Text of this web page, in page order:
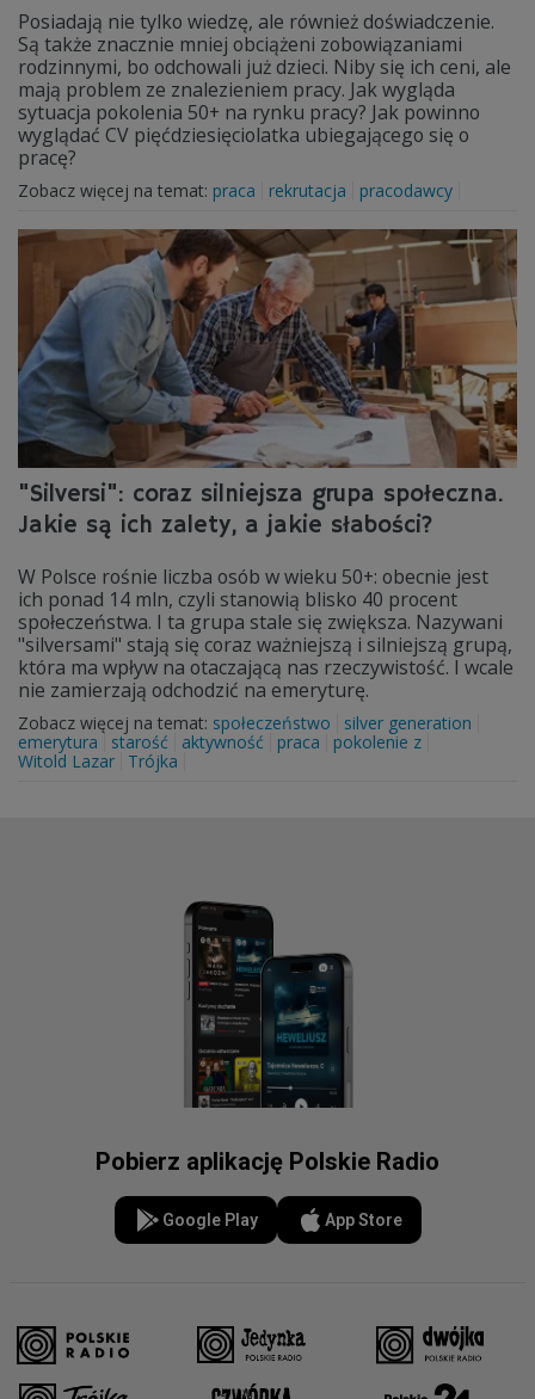
Posiadają nie tylko wiedzę, ale również doświadczenie.
Są także znacznie mniej obciążeni zobowiązaniami
rodzinnymi, bo odchowali już dzieci. Niby się ich ceni, ale
mają problem ze znalezieniem pracy. Jak wygląda
sytuacja pokolenia 50+ na rynku pracy? Jak powinno
wyglądać CV pięćdziesięciolatka ubiegającego się o
pracę?
Zobacz więcej na temat: praca rekrutacja pracodawcy
"Silversi": coraz silniejsza grupa społeczna.
Jakie są ich zalety, a jakie słabości?
W Polsce rośnie liczba osób w wieku 50+: obecnie jest
ich ponad 14 mln, czyli stanowią blisko 40 procent
społeczeństwa. I ta grupa stale się zwiększa. Nazywani
"silversami" stają się coraz ważniejszą i silniejszą grupą,
która ma wpływ na otaczającą nas rzeczywistość. I wcale
nie zamierzają odchodzić na emeryturę.
Zobacz więcej na temat: społeczeństwo
silver generation
emerytura
starość aktywność praca
pokolenie z
Witold Lazar
Trójka
Pobierz aplikację Polskie Radio
Google Play App Store